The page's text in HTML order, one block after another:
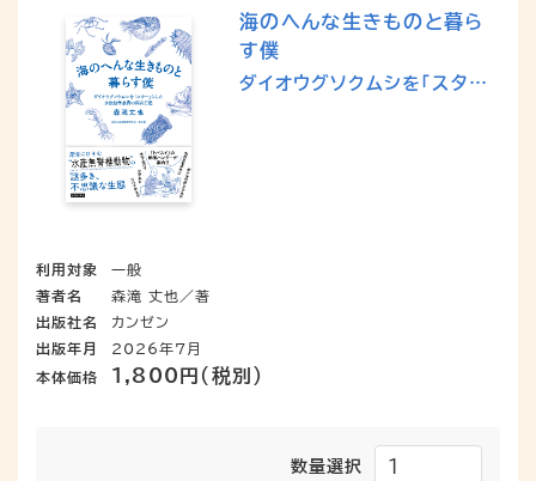
海のへんな生きものと暮ら
す僕
ダイオウグソクムシを「スター」
利用対象
一般
著者名
森滝 丈也／著
出版社名
カンゼン
出版年月
2026年7月
本体価格
1,800円（税別）
数量選択